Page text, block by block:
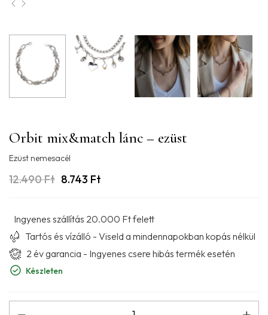
Orbit mix&match lánc – ezüst
Ezüst nemesacél
12.490Ft 8.743 Ft
Ingyenes szállítás 20.000 Ft felett
Tartós és vízálló - Viseld a mindennapokban kopás nélkül
2 év garancia - Ingyenes csere hibás termék esetén
Készleten